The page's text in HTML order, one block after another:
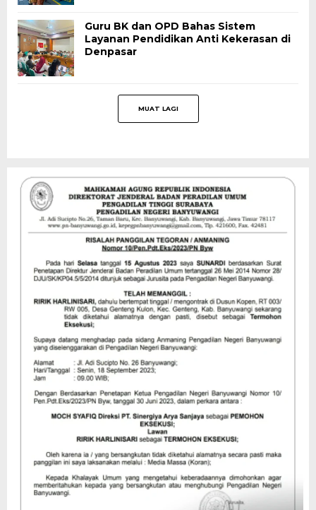
Guru BK dan OPD Bahas Sistem
Layanan Pendidikan Anti Kekerasan di
Denpasar